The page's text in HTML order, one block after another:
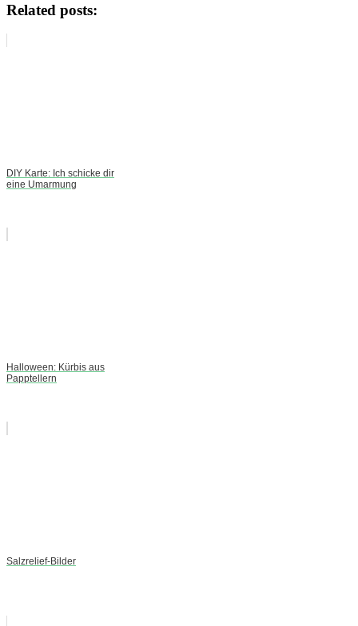
Related posts:
DIY Karte: Ich schicke dir
eine Umarmung
Halloween: Kürbis aus
Papptellern
Salzrelief-Bilder